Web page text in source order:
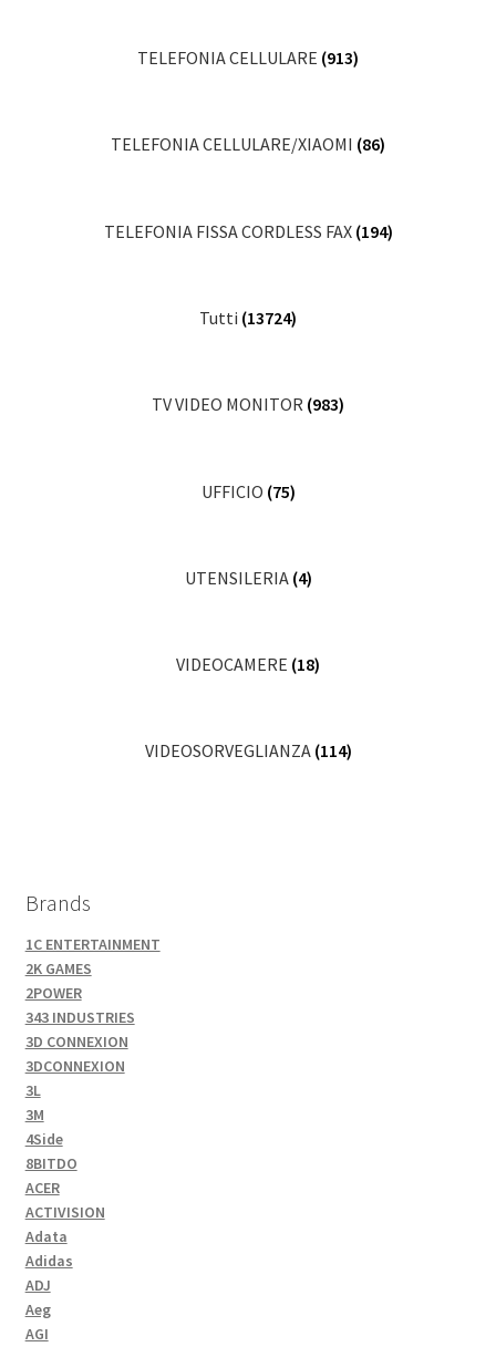
TELEFONIA CELLULARE (913)
TELEFONIA CELLULARE/XIAOMI (86)
TELEFONIA FISSA CORDLESS FAX (194)
Tutti (13724)
TV VIDEO MONITOR (983)
UFFICIO (75)
UTENSILERIA (4)
VIDEOCAMERE (18)
VIDEOSORVEGLIANZA (114)
Brands
1C ENTERTAINMENT
2K GAMES
2POWER
343 INDUSTRIES
3D CONNEXION
3DCONNEXION
3L
3M
4Side
8BITDO
ACER
ACTIVISION
Adata
Adidas
ADJ
Aeg
AGI